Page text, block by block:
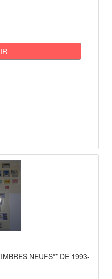
NEUFS** DE 1993-